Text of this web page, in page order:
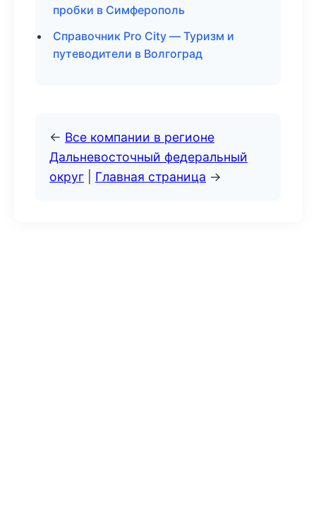
пробки в Симферополь
Справочник Pro City — Туризм и
путеводители в Волгоград
← Все компании в регионе
Дальневосточный федеральный
округ
Главная страница →